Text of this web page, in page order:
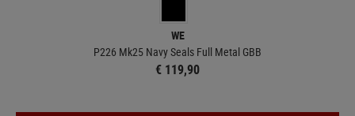
WE
P226 Mk25 Navy Seals Full Metal GBB
€ 119,90